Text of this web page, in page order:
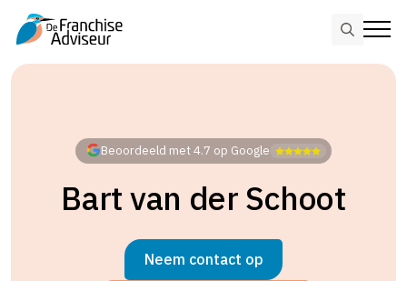
Beoordeeld met 4.7 op Google
Bart van der Schoot
Neem contact op